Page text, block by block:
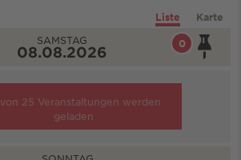
Liste Karte
0
SAMSTAG
08.08.2026
von 25 Veranstaltungen werden
geladen